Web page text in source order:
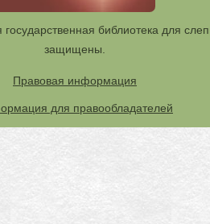
библиотека для
защищены.
Правовая информация
для правообладателей